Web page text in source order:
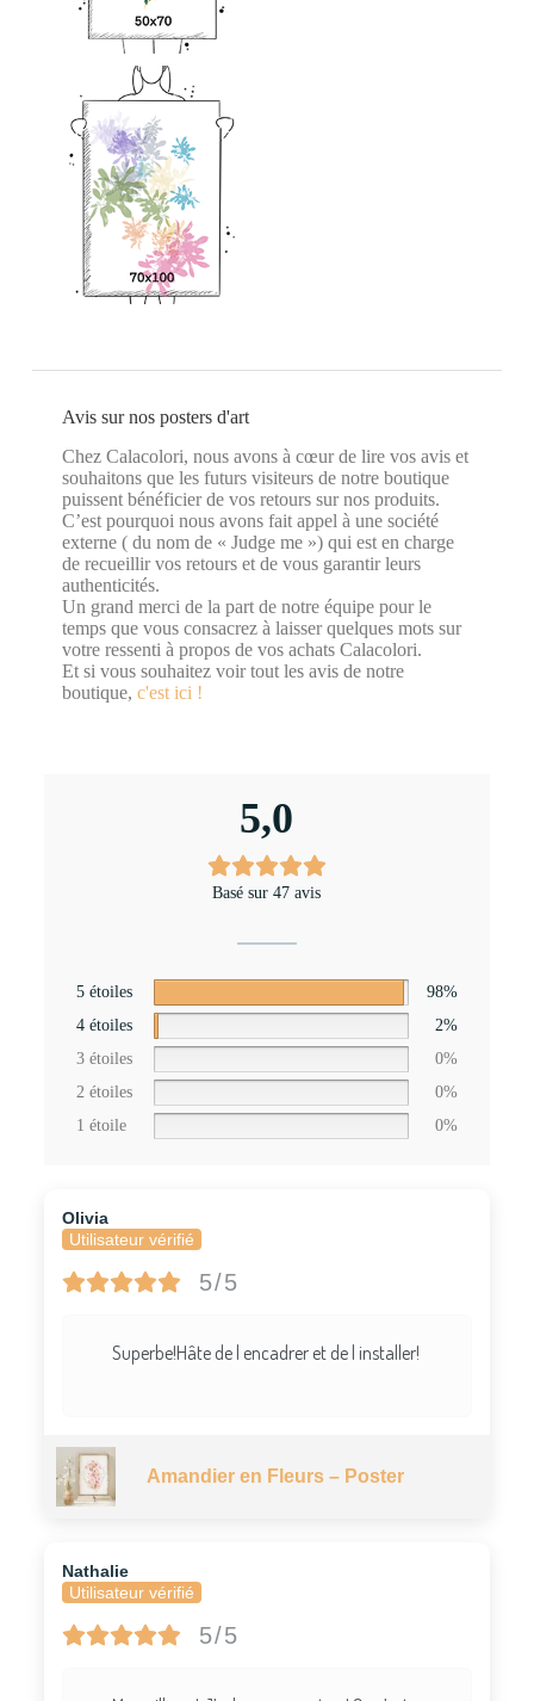
Avis sur nos posters d'art
Chez Calacolori, nous avons à cœur de lire vos avis et
souhaitons que les futurs visiteurs de notre boutique
puissent bénéficier de vos retours sur nos produits.
C’est pourquoi nous avons fait appel à une société
externe ( du nom de « Judge me ») qui est en charge
de recueillir vos retours et de vous garantir leurs
authenticités.
Un grand merci de la part de notre équipe pour le
temps que vous consacrez à laisser quelques mots sur
votre ressenti à propos de vos achats Calacolori.
Et si vous souhaitez voir tout les avis de notre
boutique, c'est ici !
5,0
Basé sur 47 avis
5 étoiles
98%
4 étoiles
2%
3 étoiles
0%
2 étoiles
0%
1 étoile
0%
Olivia
Utilisateur vérifié
5/5
Superbe!Hâte de l encadrer et de l installer!
Amandier en Fleurs – Poster
Nathalie
Utilisateur vérifié
5/5